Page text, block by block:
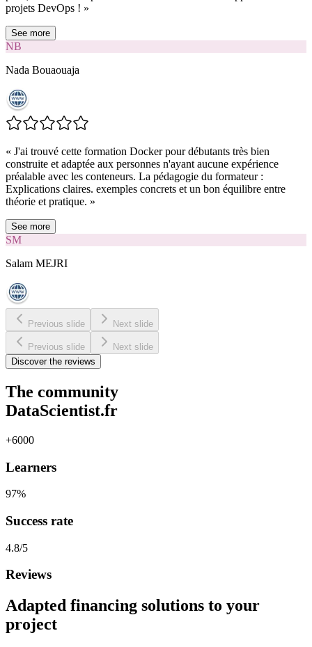
projets DevOps ! »
See more
NB
Nada Bouaouaja
« J'ai trouvé cette formation Docker pour débutants très bien
construite et adaptée aux personnes n'ayant aucune expérience
préalable avec les conteneurs. La pédagogie du formateur :
Explications claires. exemples concrets et un bon équilibre entre
théorie et pratique. »
See more
SM
Salam MEJRI
Previous slide Next slide
Previous slide
Next slide
Discover the reviews
The community
DataScientist.fr
+6000
Learners
97%
Success rate
4.8/5
Reviews
Adapted financing solutions to your
project